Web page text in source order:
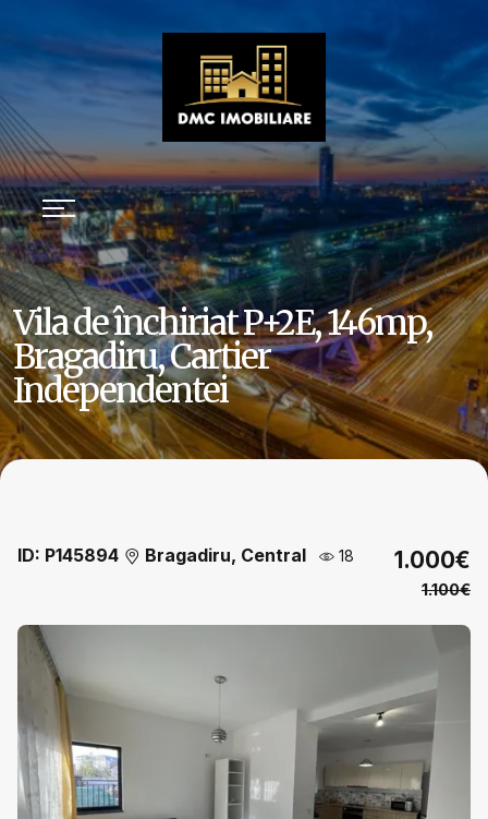
Vila de închiriat P+2E, 146mp,
Bragadiru, Cartier
Independentei
ID: P145894 Bragadiru, Central 18 1.000€
1.100€